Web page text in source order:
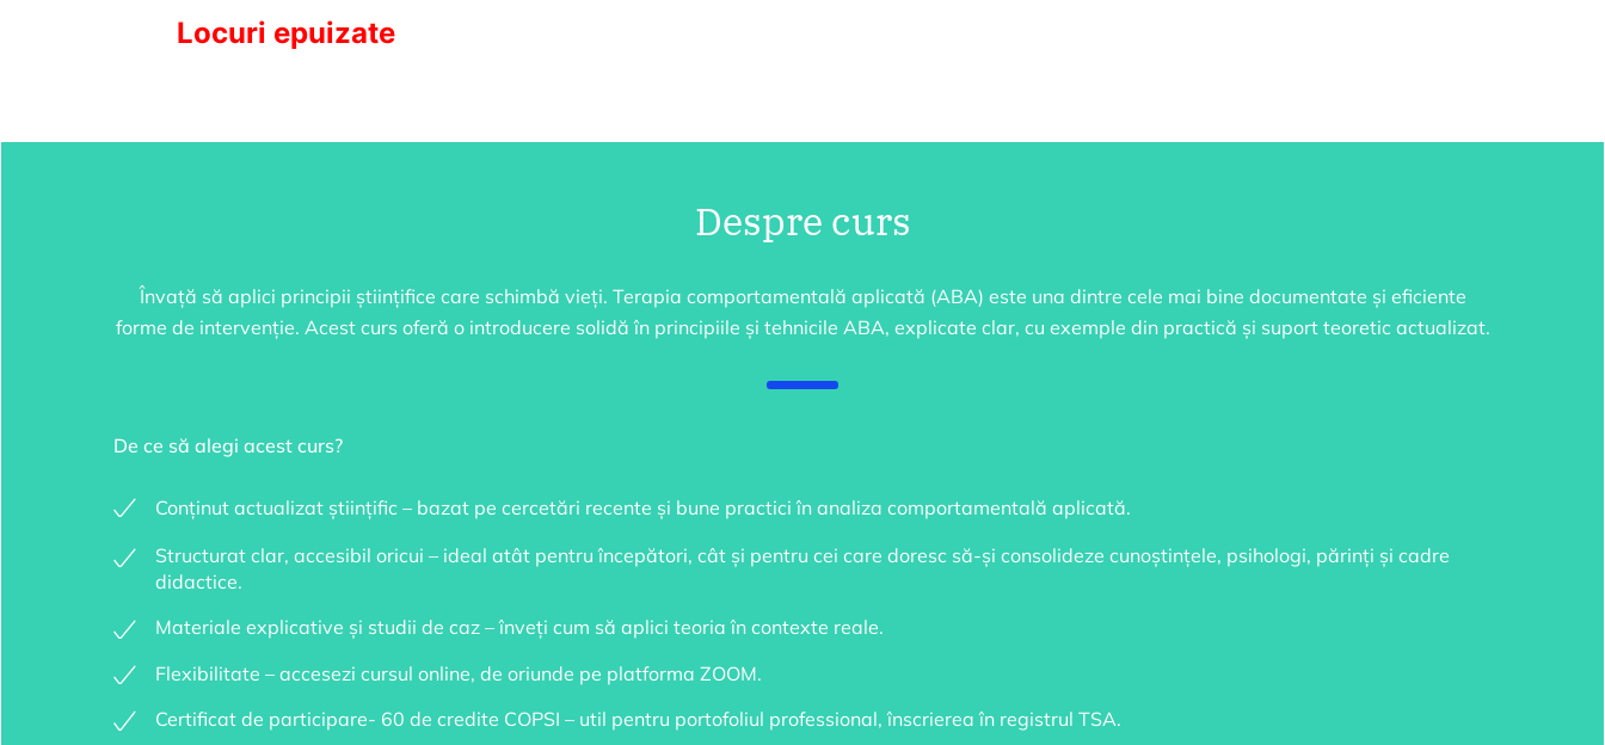
Locuri epuizate
Despre curs
Învață să aplici principii științifice care schimbă vieți. Terapia comportamentală aplicată (ABA) este una dintre cele mai bine documentate și eficiente
forme de intervenție. Acest curs oferă o introducere solidă în principiile și tehnicile ABA, explicate clar, cu exemple din practică și suport teoretic actualizat.
De ce să alegi acest curs?
Conținut actualizat științific – bazat pe cercetări recente și bune practici în analiza comportamentală aplicată.
Structurat clar, accesibil oricui – ideal atât pentru începători, cât și pentru cei care doresc să-și consolideze cunoștințele, psihologi, părinți și cadre
didactice.
Materiale explicative și studii de caz – înveți cum să aplici teoria în contexte reale.
Flexibilitate – accesezi cursul online, de oriunde pe platforma ZOOM.
Certificat de participare- 60 de credite COPSI – util pentru portofoliul professional, înscrierea în registrul TSA.